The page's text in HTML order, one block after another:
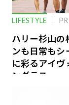
LIFESTYLE PR
ハリー杉山の
ンも日常もシ
に彩るアイヴ
ングラス